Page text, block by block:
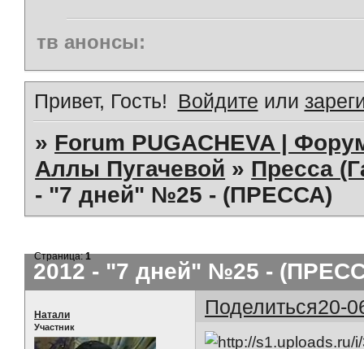
тв анонсы:
Привет, Гость! Войдите или
» Forum PUGACHEVA |
Аллы Пугачевой » Пресса
- "7 дней" №25 - (ПРЕССА)
2012 - "7 дней" №25 -
Страница:1
Поделиться20-
Натали
Участник